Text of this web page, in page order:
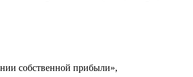
собственной прибыли»,